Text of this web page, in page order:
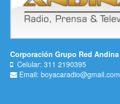
Corporación Grupo Red Andina
Celular: 311 2190395
Email: boyacaradio@gmail.com